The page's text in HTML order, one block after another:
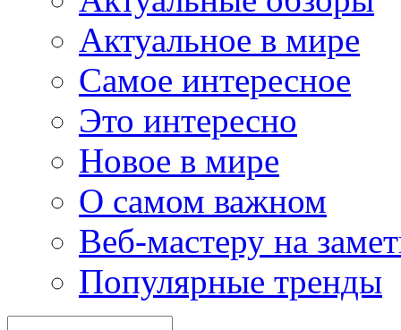
Актуальное в мире
Самое интересное
Это интересно
Новое в мире
О самом важном
Веб-мастеру на
Популярные тренды